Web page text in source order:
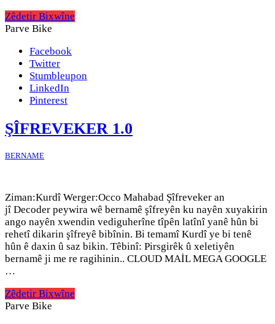
Zêdetir Bixwîne
Parve Bike
Facebook
Twitter
Stumbleupon
LinkedIn
Pinterest
ŞÎFREVEKER 1.0
BERNAME
Ziman:Kurdî Werger:Occo Mahabad Şîfreveker an
jî Decoder peywira wê bernamê şîfreyên ku nayên xuyakirin
ango nayên xwendin vediguherîne tîpên latînî yanê hûn bi
rehetî dikarin şîfreyê bibînin. Bi temamî Kurdî ye bi tenê
hûn ê daxin û saz bikin. Têbinî: Pirsgirêk û xeletiyên
bernamê ji me re ragihinin.. CLOUD MAİL MEGA GOOGLE
…
Zêdetir Bixwîne
Parve Bike